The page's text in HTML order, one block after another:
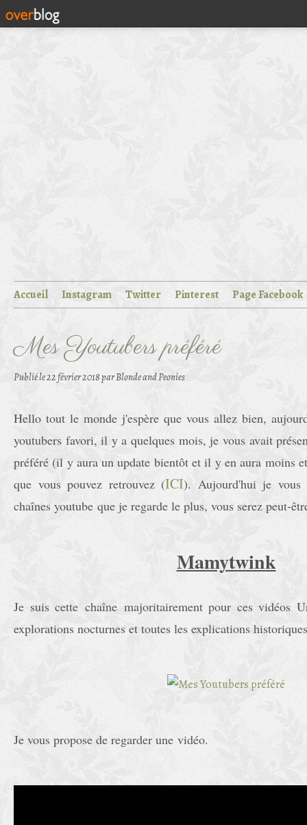
Accueil Instagram Twitter Pinterest Page Facebook
Mes Youtubers préféré
Publié le22 février 2018par Blonde and Peonies
Hello tout le monde j'espère que vous allez bien,
youtubers favori, il y a quelques mois, je vous avait
préféré (il y aura un update bientôt et il y en aura moins
que vous pouvez retrouvez (ICI). Aujourd'hui je vous
chaînes youtube que je regarde le plus, vous serez peut-
Mamytwink
Je suis cette chaînemajoritairement pour ces vidéos
explorations nocturnes et toutes les explications
Je vous propose de regarder une vidéo.